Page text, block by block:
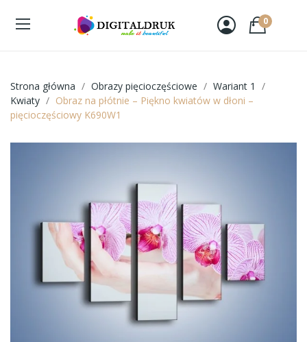
0
Strona główna Obrazy pięcioczęściowe
Wariant 1
Kwiaty
Obraz na płótnie – Piękno kwiatów w dłoni –
pięcioczęściowy K690W1